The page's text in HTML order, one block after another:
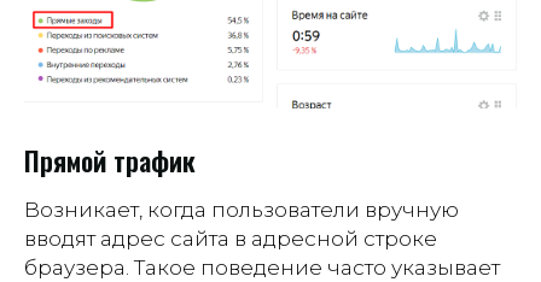
Прямой трафик
Возникает, когда пользователи вручную
вводят адрес сайта в адресной строке
браузера. Такое поведение часто указывает